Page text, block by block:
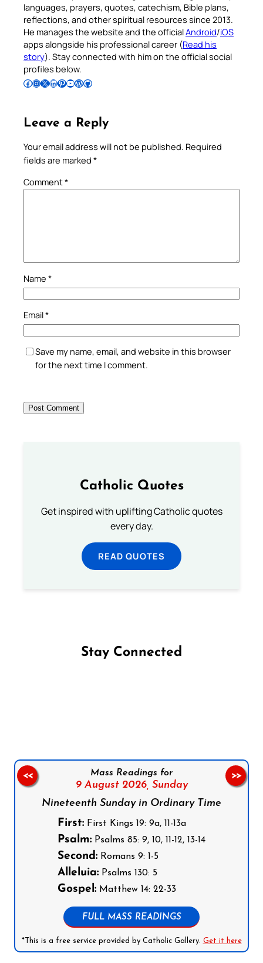
languages, prayers, quotes, catechism, Bible plans,
reflections, and other spiritual resources since 2013.
He manages the website and the officialAndroid/iOS
apps alongside his professional career (Read his
story). Stay connected with him on the official social
profiles below.
Follow Pradeep on Facebook Follow Pradeep on InstagramFollow Pradeep on X Follow Pradeep on LinkedIn Follow Pradeep on Pinterest Subscribe to Pradeep’s Youtube Channel Follow Pradeep on WordPress Follow Pradeep on GitHub
Leave a Reply
Your email address will not be published. Required
fields are marked *
Comment*
Name *
Email*
Save my name, email, and website in this browser
for the next time I comment.
Catholic Quotes
Get inspired with uplifting Catholic quotes
every day.
READ QUOTES
Stay Connected
Mass Readings for
9 August 2026, Sunday
Nineteenth Sunday in Ordinary Time
First: First Kings 19: 9a, 11-13a
Psalm: Psalms 85: 9, 10, 11-12, 13-14
Second: Romans 9: 1-5
Alleluia: Psalms 130: 5
Gospel: Matthew 14: 22-33
FULL MASS READINGS
*This is a free service provided by Catholic Gallery. Get it here
<< >>